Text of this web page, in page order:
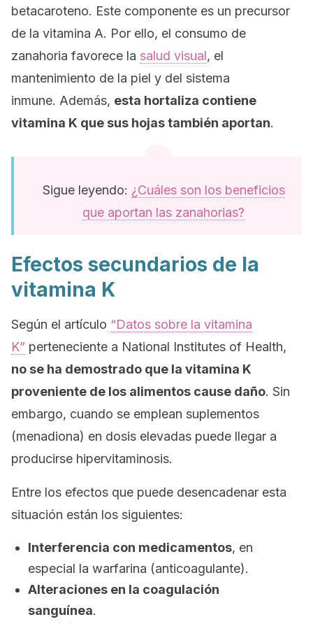
betacaroteno. Este componente es un precursor
de la vitamina A. Por ello, el consumo de
zanahoria favorece la salud visual, el
mantenimiento de la piel y del sistema
inmune. Además, esta hortaliza contiene
vitamina K que sus hojas también aportan.
Sigue leyendo: ¿Cuáles son los beneficios
que aportan las zanahorias?
Efectos secundarios de la
vitamina K
Según el artículo “Datos sobre la vitamina
K” perteneciente a National Institutes of Health,
no se ha demostrado que la vitamina K
proveniente de los alimentos cause daño. Sin
embargo, cuando se emplean suplementos
(menadiona) en dosis elevadas puede llegar a
producirse hipervitaminosis.
Entre los efectos que puede desencadenar esta
situación están los siguientes:
Interferencia con medicamentos, en
especial la warfarina (anticoagulante).
Alteraciones en la coagulación
sanguínea.